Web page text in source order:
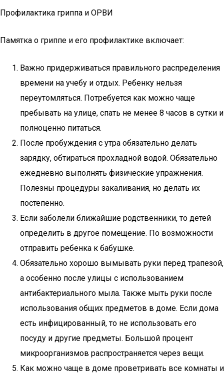
Профилактика гриппа и ОРВИ
Памятка о гриппе и его профилактике включает:
Важно придерживаться правильного распределения
времени на учебу и отдых. Ребенку нельзя
переутомляться. Потребуется как можно чаще
пребывать на улице, спать не менее 8 часов в сутки и
полноценно питаться.
После пробуждения с утра обязательно делать
зарядку, обтираться прохладной водой. Обязательно
ежедневно выполнять физические упражнения.
Полезны процедуры закаливания, но делать их
постепенно.
Если заболели ближайшие родственники, то детей
определить в другое помещение. По возможности
отправить ребенка к бабушке.
Обязательно хорошо вымывать руки перед трапезой,
а особенно после улицы с использованием
антибактериального мыла. Также мыть руки после
использования общих предметов в доме. Если дома
есть инфицированный, то не использовать его
посуду и другие предметы. Большой процент
микроорганизмов распространяется через вещи.
Как можно чаще в доме проветривать все комнаты и